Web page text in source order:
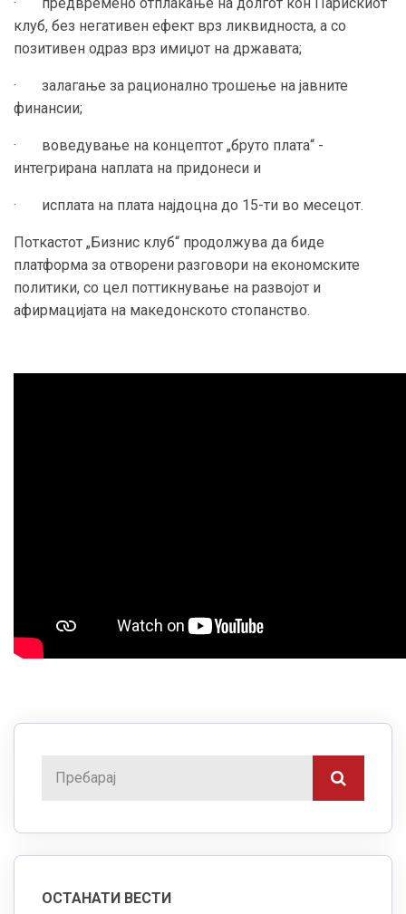
клуб, без негативен ефект врз ликвидноста, а со
позитивен одраз врз имиџот на државата;
· залагање за рационално трошење на јавните
финансии;
· воведување на концептот „бруто плата“ -
интегрирана наплата на придонеси и
· исплата на плата најдоцна до 15-ти во месецот.
Поткастот „Бизнис клуб“ продолжува да биде
платформа за отворени разговори на економските
политики, со цел поттикнување на развојот и
афирмацијата на македонското стопанство.
ОСТАНАТИ ВЕСТИ